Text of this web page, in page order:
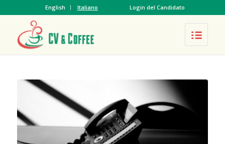
English Italiano Login del Candidato